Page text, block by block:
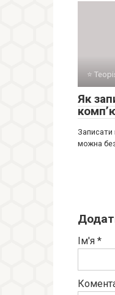
⭐
Як
Записати
можна
Ім'я *